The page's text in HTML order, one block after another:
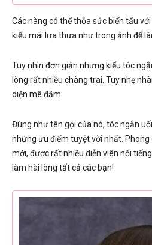
Các nàng có thể thỏa sức biến tấu
kiểu mái lưa thưa như trong ảnh để
Tuy nhìn đơn giản nhưng kiểu tóc
lòng rất nhiều chàng trai. Tuy nhẹ
diện mê đắm.
Đúng như tên gọi của nó, tóc ngắn
những ưu điểm tuyệt vời nhất. Phong
mới, được rất nhiều diễn viên nổi
làm hài lòng tất cả các bạn!